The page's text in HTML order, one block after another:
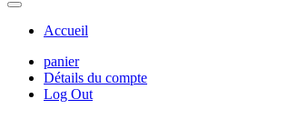
Accueil
panier
Détails du compte
Log Out